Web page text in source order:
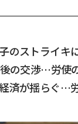
のストライキ
の交渉…労使
済が揺らぐ…